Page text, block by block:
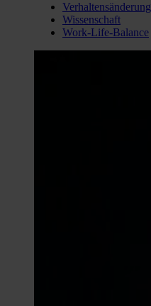
Verhaltensänderung
Wissenschaft
Work-Life-Balance